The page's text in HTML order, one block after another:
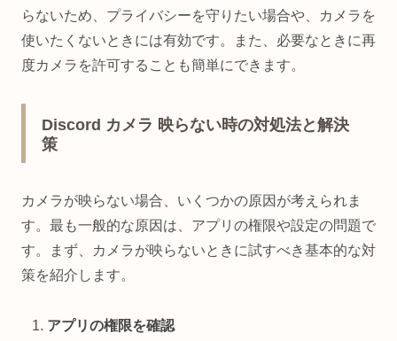
らないため、プライバシーを守りたい場合や、カメラを
使いたくないときには有効です。また、必要なときに再
度カメラを許可することも簡単にできます。
Discord カメラ 映らない時の対処法と解決
策
カメラが映らない場合、いくつかの原因が考えられま
す。最も一般的な原因は、アプリの権限や設定の問題で
す。まず、カメラが映らないときに試すべき基本的な対
策を紹介します。
アプリの権限を確認